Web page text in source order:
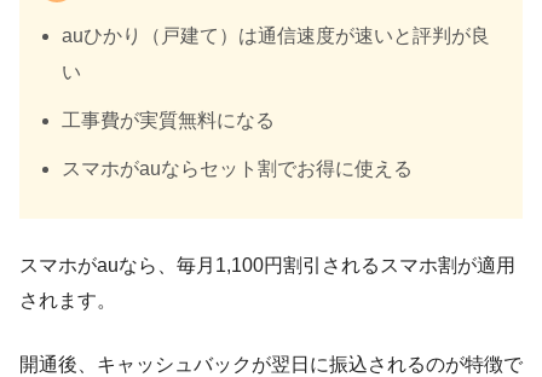
auひかり（戸建て）は通信速度が速いと評判が良
い
工事費が実質無料になる
スマホがauならセット割でお得に使える
スマホがauなら、毎月1,100円割引されるスマホ割が適用
されます。
開通後、キャッシュバックが翌日に振込されるのが特徴で